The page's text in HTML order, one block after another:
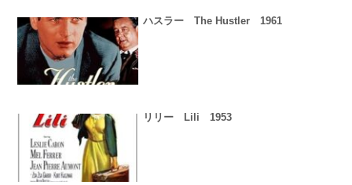
ハスラー The Hustler 1961
リリー Lili 1953